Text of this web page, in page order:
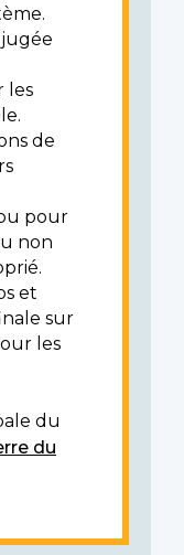
les
de
pour
non
et
sur
les
du
du